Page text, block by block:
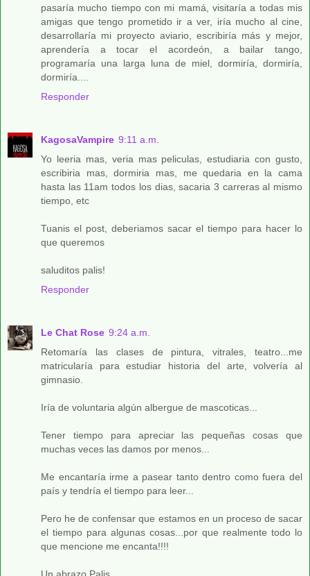
pasaría mucho tiempo con mi mamá, visitaría a todas mis
amigas que tengo prometido ir a ver, iría mucho al cine,
desarrollaría mi proyecto aviario, escribiría más y mejor,
aprendería a tocar el acordeón, a bailar tango,
programaría una larga luna de miel, dormiría, dormiría,
dormiría....
Responder
KagosaVampire 9:11 a.m.
Yo leeria mas, veria mas peliculas, estudiaria con gusto,
escribiria mas, dormiria mas, me quedaria en la cama
hasta las 11am todos los dias, sacaria 3 carreras al mismo
tiempo, etc
Tuanis el post, deberiamos sacar el tiempo para hacer lo
que queremos
saluditos palis!
Responder
Le Chat Rose 9:24 a.m.
Retomaría las clases de pintura, vitrales, teatro...me
matricularía para estudiar historia del arte, volvería al
gimnasio.
Iría de voluntaria algún albergue de mascoticas...
Tener tiempo para apreciar las pequeñas cosas que
muchas veces las damos por menos...
Me encantaría irme a pasear tanto dentro como fuera del
país y tendría el tiempo para leer...
Pero he de confensar que estamos en un proceso de sacar
el tiempo para algunas cosas...por que realmente todo lo
que mencione me encanta!!!!
Un abrazo Palis